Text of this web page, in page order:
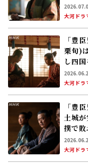
大河ドラ
「豊
栗旬)
し四
は苦
大河ドラ
「豊
土城
撲で
(要潤)
大河ドラ